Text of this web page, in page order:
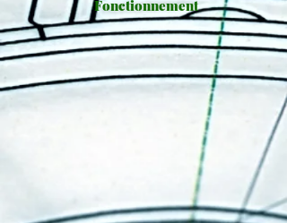
Fonctionnement